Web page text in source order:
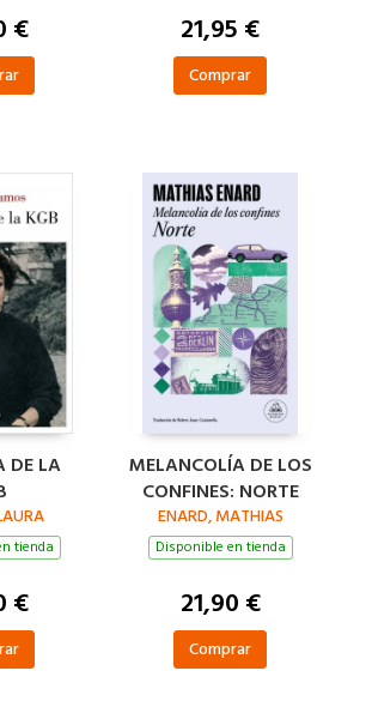
€ 21,95 €
Comprar
DE LA
tienda
€
MELANCOLÍA DE LOS
CONFINES: NORTE
ENARD, MATHIAS
Disponible en tienda
21,90 €
Comprar